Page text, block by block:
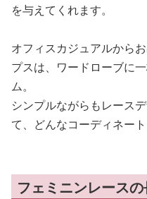
を与えてくれます。
オフィスカジュアルから
プスは、ワードローブに
ム。
シンプルながらもレース
て、どんなコーディネー
フェミニンレース